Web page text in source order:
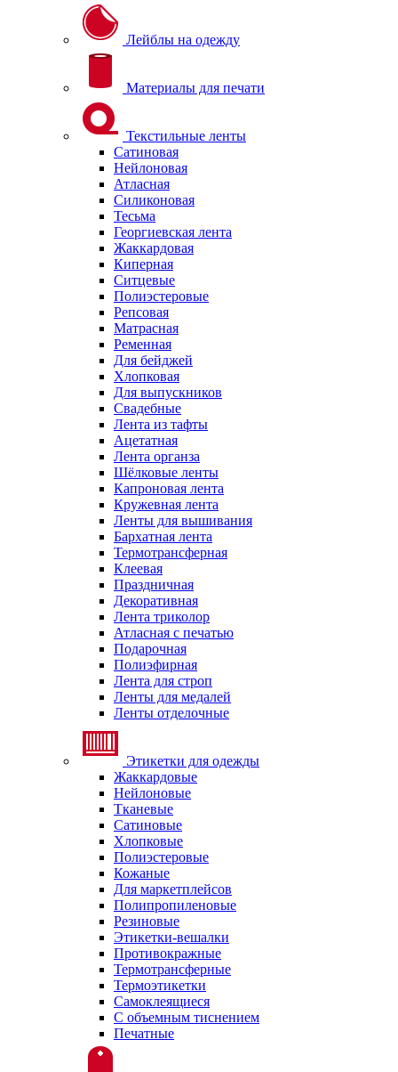
Лейблы на одежду
Материалы для печати
Текстильные ленты
Сатиновая
Нейлоновая
Атласная
Силиконовая
Тесьма
Георгиевская лента
Жаккардовая
Киперная
Ситцевые
Полиэстеровые
Репсовая
Матрасная
Ременная
Для бейджей
Хлопковая
Для выпускников
Свадебные
Лента из тафты
Ацетатная
Лента органза
Шёлковые ленты
Капроновая лента
Кружевная лента
Ленты для вышивания
Бархатная лента
Термотрансферная
Клеевая
Праздничная
Декоративная
Лента триколор
Атласная с печатью
Подарочная
Полиэфирная
Лента для строп
Ленты для медалей
Ленты отделочные
Этикетки для одежды
Жаккардовые
Нейлоновые
Тканевые
Сатиновые
Хлопковые
Полиэстеровые
Кожаные
Для маркетплейсов
Полипропиленовые
Резиновые
Этикетки-вешалки
Противокражные
Термотрансферные
Термоэтикетки
Самоклеящиеся
С объемным тиснением
Печатные